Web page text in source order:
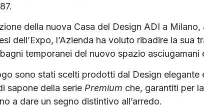
della nuova Casa del Design ADI a Milano,
dell’Expo, l’Azienda ha voluto ribadire la sua
temporanei del nuovo spazio asciugamani
sono stati scelti prodotti dal Design elegante
sapone della serie Premium che, garantiti per
a dare un segno distintivo all’arredo.